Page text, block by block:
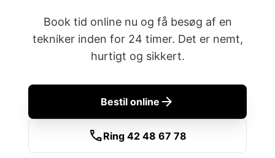
Book tid online nu og få besøg af en
tekniker inden for 24 timer. Det er nemt,
hurtigt og sikkert.
Bestil online arrow_forward
callRing 42 48 67 78